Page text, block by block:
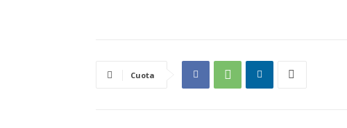
Cuota